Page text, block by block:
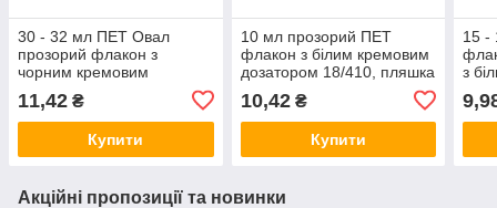
30 - 32 мл ПЕТ Овал
прозорий флакон з
чорним кремовим
гелів, масел, масок,
лосьонів
11,42 ₴
Купити
10 мл прозорий ПЕТ
флакон з білим кремовим
дозатором 18/410, пляшка
пластмасовий, для геля
10,42₴
Купити
15 -
з
18/
Акційні пропозиції та новинки